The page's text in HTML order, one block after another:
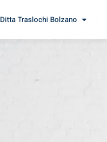
Ditta Traslochi Bolzano